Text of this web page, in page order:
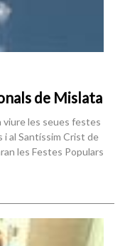
de Mislata
viure les seues festes
i al Santíssim Crist de
les Festes Populars